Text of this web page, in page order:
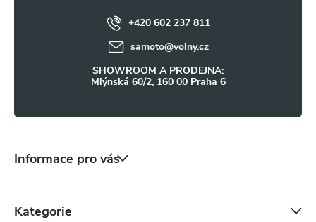
s
+420 602 237 811
samoto@volny.cz
SHOWROOM A PRODEJNA:
Mlýnská 60/2, 160 00 Praha 6
Informace pro vás
Kategorie